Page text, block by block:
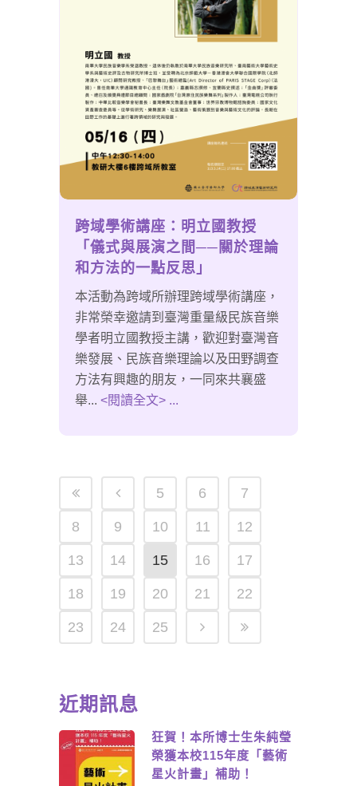
跨域學術講座：明立國教授
「儀式與展演之間──關於理論
和方法的一點反思」
本活動為跨域所辦理跨域學術講座，
非常榮幸邀請到臺灣重量級民族音樂
學者明立國教授主講，歡迎對臺灣音
樂發展、民族音樂理論以及田野調查
方法有興趣的朋友，一同來共襄盛
舉... <閱讀全文> ...
5 6 7
8 9 10 11 12
13 14 15 16 17
18 19 20 21 22
23 24 25
近期訊息
狂賀！本所博士生朱純瑩
榮獲本校115年度「藝術
星火計畫」補助！